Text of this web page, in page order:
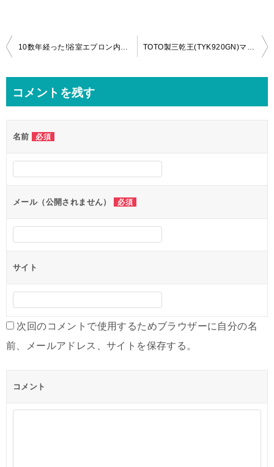
投
ビ
ー
シ
ョ
ン
コメントを残す
名前 必須
メール（公開されません） 必須
サイト
次回のコメントで使用するためブラウザーに自分の名
前、メールアドレス、サイトを保存する。
コメント